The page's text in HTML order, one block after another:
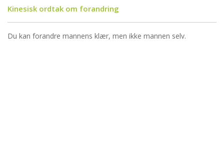
Kinesisk ordtak om forandring
Du kan forandre mannens klær, men ikke mannen selv.